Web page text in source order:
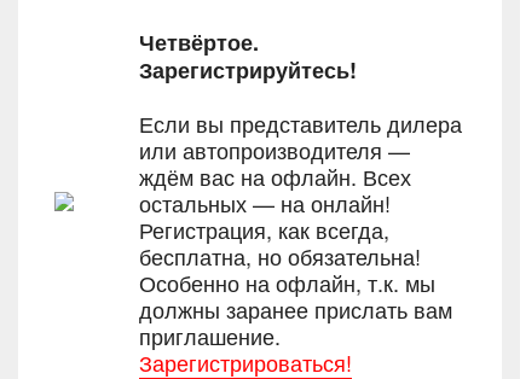
Четвёртое.
Зарегистрируйтесь!
Если вы представитель дилера
или автопроизводителя —
ждём вас на офлайн. Всех
остальных — на онлайн!
Регистрация, как всегда,
бесплатна, но обязательна!
Особенно на офлайн, т.к. мы
должны заранее прислать вам
приглашение.
Зарегистрироваться!